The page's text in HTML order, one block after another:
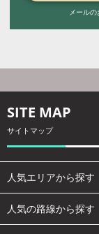
メールの
SITE MAP
サイトマップ
人気エリアから探す
人気の路線から探す